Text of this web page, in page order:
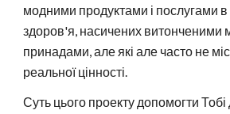
модними продуктами і послугами
здоров'я, насичених витонченими
принадами, але які але часто не
реальної цінності.
Суть цього проекту допомогти Тобі